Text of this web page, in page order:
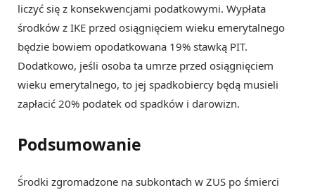
liczyć się z konsekwencjami podatkowymi. Wypłata
środków z IKE przed osiągnięciem wieku emerytalnego
będzie bowiem opodatkowana 19% stawką PIT.
Dodatkowo, jeśli osoba ta umrze przed osiągnięciem
wieku emerytalnego, to jej spadkobiercy będą musieli
zapłacić 20% podatek od spadków i darowizn.
Podsumowanie
Środki zgromadzone na subkontach w ZUS po śmierci